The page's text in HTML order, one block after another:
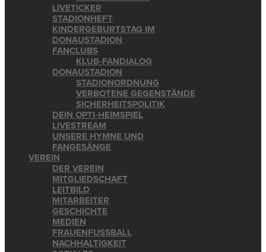
LIVETICKER
STADIONHEFT
KINDERGEBURTSTAG IM
DONAUSTADION
FANCLUBS
KLUB-FANDIALOG
DONAUSTADION
STADIONORDNUNG
VERBOTENE GEGENSTÄNDE
SICHERHEITSPOLITIK
DEIN OPTI-HEIMSPIEL
LIVESTREAM
UNSERE HYMNE UND
FANGESÄNGE
VEREIN
DER VEREIN
MITGLIEDSCHAFT
LEITBILD
MITARBEITER
GESCHICHTE
MEDIEN
FRAUENFUSSBALL
NACHHALTIGKEIT